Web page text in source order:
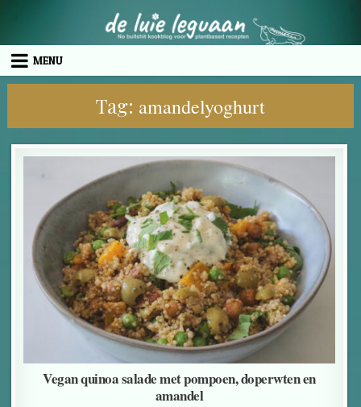
MENU
Tag: amandelyoghurt
Vegan quinoa salade met pompoen, doperwten en
amandel